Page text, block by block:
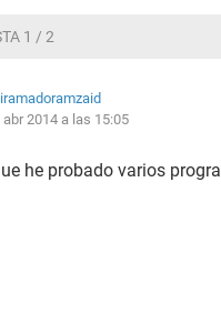
1 / 2
abr 2014 a las 15:05
he probado varios